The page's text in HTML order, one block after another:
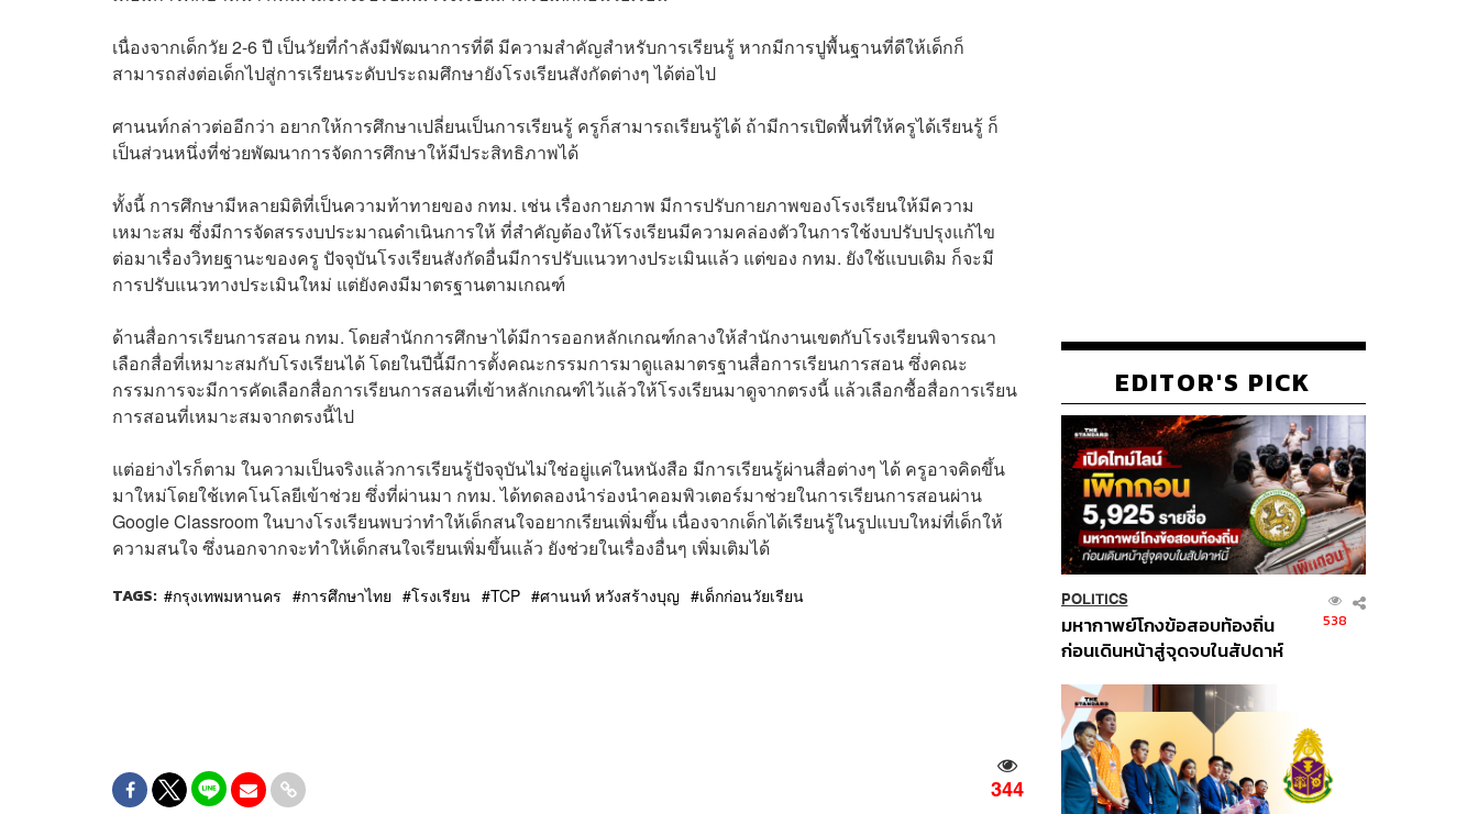
เนื่องจากเด็กวัย 2-6 ปี เป็นวัยที่กำลังมีพัฒนาการที่ดี มีความสำคัญสำหรับการเรียนรู้ หากมีการปูพื้นฐานที่ดีให้เด็กก็
สามารถส่งต่อเด็กไปสู่การเรียนระดับประถมศึกษายังโรงเรียนสังกัดต่างๆ ได้ต่อไป
ศานนท์กล่าวต่ออีกว่า อยากให้การศึกษาเปลี่ยนเป็นการเรียนรู้ ครูก็สามารถเรียนรู้ได้ ถ้ามีการเปิดพื้นที่ให้ครูได้เรียนรู้ ก็
เป็นส่วนหนึ่งที่ช่วยพัฒนาการจัดการศึกษาให้มีประสิทธิภาพได้
ทั้งนี้ การศึกษามีหลายมิติที่เป็นความท้าทายของ กทม. เช่น เรื่องกายภาพ มีการปรับกายภาพของโรงเรียนให้มีความ
เหมาะสม ซึ่งมีการจัดสรรงบประมาณดำเนินการให้ ที่สำคัญต้องให้โรงเรียนมีความคล่องตัวในการใช้งบปรับปรุงแก้ไข
ต่อมาเรื่องวิทยฐานะของครู ปัจจุบันโรงเรียนสังกัดอื่นมีการปรับแนวทางประเมินแล้ว แต่ของ กทม. ยังใช้แบบเดิม ก็จะมี
การปรับแนวทางประเมินใหม่ แต่ยังคงมีมาตรฐานตามเกณฑ์
ด้านสื่อการเรียนการสอน กทม. โดยสำนักการศึกษาได้มีการออกหลักเกณฑ์กลางให้สำนักงานเขตกับโรงเรียนพิจารณา
เลือกสื่อที่เหมาะสมกับโรงเรียนได้ โดยในปีนี้มีการตั้งคณะกรรมการมาดูแลมาตรฐานสื่อการเรียนการสอน ซึ่งคณะ
กรรมการจะมีการคัดเลือกสื่อการเรียนการสอนที่เข้าหลักเกณฑ์ไว้แล้วให้โรงเรียนมาดูจากตรงนี้ แล้วเลือกซื้อสื่อการเรียน
การสอนที่เหมาะสมจากตรงนี้ไป
แต่อย่างไรก็ตาม ในความเป็นจริงแล้วการเรียนรู้ปัจจุบันไม่ใช่อยู่แค่ในหนังสือ มีการเรียนรู้ผ่านสื่อต่างๆ ได้ ครูอาจคิดขึ้น
มาใหม่โดยใช้เทคโนโลยีเข้าช่วย ซึ่งที่ผ่านมา กทม. ได้ทดลองนำร่องนำคอมพิวเตอร์มาช่วยในการเรียนการสอนผ่าน
Google Classroom ในบางโรงเรียนพบว่าทำให้เด็กสนใจอยากเรียนเพิ่มขึ้น เนื่องจากเด็กได้เรียนรู้ในรูปแบบใหม่ที่เด็กให้
ความสนใจ ซึ่งนอกจากจะทำให้เด็กสนใจเรียนเพิ่มขึ้นแล้ว ยังช่วยในเรื่องอื่นๆ เพิ่มเติมได้
TAGS: กรุงเทพมหานคร การศึกษาไทย โรงเรียน TCP ศานนท์ หวังสร้างบุญ เด็กก่อนวัยเรียน
344
EDITOR'S PICK
POLITICS
มหากาพย์โกงข้อสอบท้องถิ่น
ก่อนเดินหน้าสู่จุดจบในสัปดาห์
538